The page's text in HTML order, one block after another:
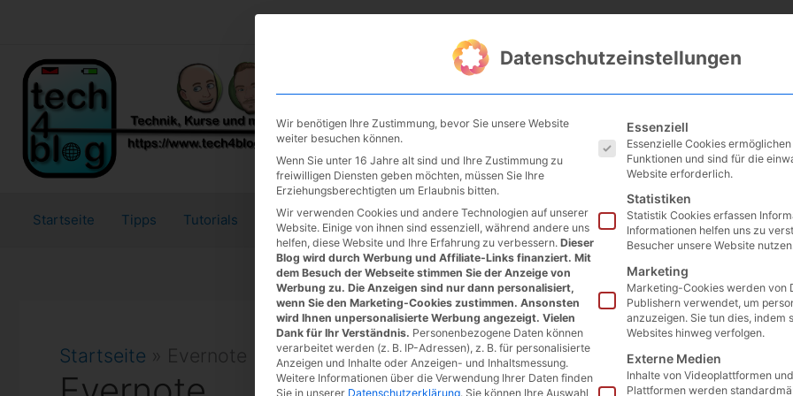
Startseite Tipps Tutorials Tests
Startseite » Evernote
Datenschutzeinstellungen
Wir benötigen Ihre Zustimmung, bevor Sie unsere Website
weiter besuchen können.
Wenn Sie unter 16 Jahre alt sind und Ihre Zustimmung zu
freiwilligen Diensten geben möchten, müssen Sie Ihre
Erziehungsberechtigten um Erlaubnis bitten.
Wir verwenden Cookies und andere Technologien auf unserer
Website. Einige von ihnen sind essenziell, während andere uns
helfen, diese Website und Ihre Erfahrung zu verbessern. Dieser
Blog wird durch Werbung und Affiliate-Links finanziert. Mit
dem Besuch der Webseite stimmen Sie der Anzeige von
Werbung zu. Die Anzeigen sind nur dann personalisiert,
wenn Sie den Marketing-Cookies zustimmen. Ansonsten
wird Ihnen unpersonalisierte Werbung angezeigt. Vielen
Dank für Ihr Verständnis. Personenbezogene Daten können
verarbeitet werden (z. B. IP-Adressen), z. B. für personalisierte
Anzeigen und Inhalte oder Anzeigen- und Inhaltsmessung.
Weitere Informationen über die Verwendung Ihrer Daten finden
Sie in unserer Datenschutzerklärung. Sie können Ihre Auswahl
Es folgt eine Liste der
Essenziell
Essenzielle Cookies
Funktionen und sind für die
Website erforderlich.
Statistiken
Statistik Cookies erfassen
Informationen helfen uns zu
Besucher unsere Website
Marketing
Marketing-Cookies werden von
Publishern verwendet, um
anzuzeigen. Sie tun dies, indem
Websites hinweg verfolgen.
Externe Medien
Inhalte von Videoplattformen
Plattformen werden